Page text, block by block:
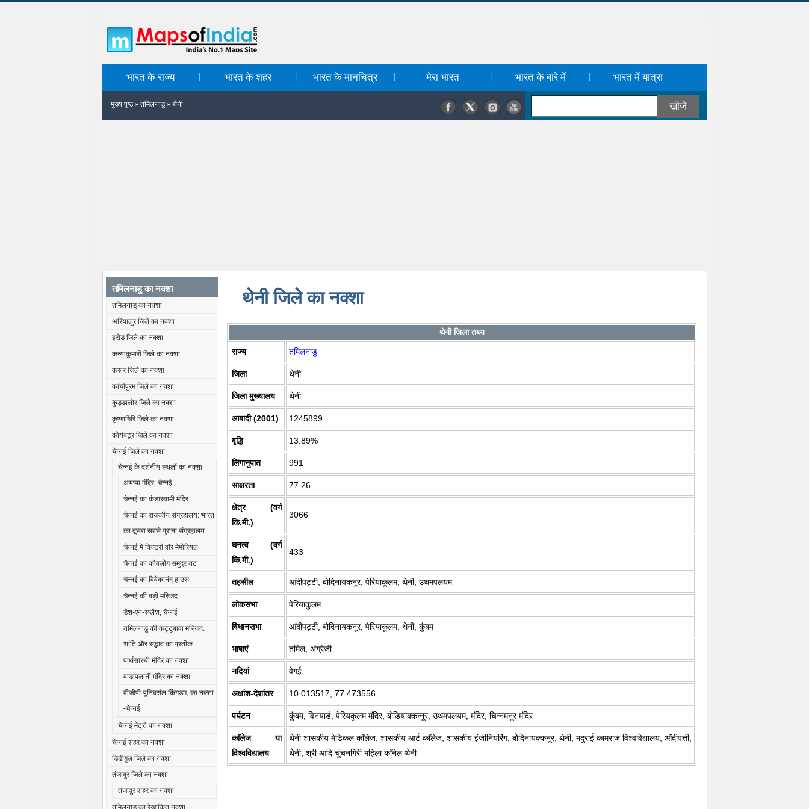
भारत के राज्य भारत के शहर भारत के मानचित्र मेरा भारत भारत के बारे में भारत में यात्रा
मुख्य पृष्ठ» तमिलनाडु» थेनी
तमिलनाडु का नक्शा
तमिलनाडु का नक्शा
अरियालुर जिले का नक्शा
इरोड जिले का नक्शा
कन्याकुमारी जिले का नक्शा
करूर जिले का नक्शा
कांचीपुरम जिले का नक्शा
कुड्डालोर जिले का नक्शा
कृष्णागिरि जिले का नक्शा
कोयंबटूर जिले का नक्शा
चेन्नई जिले का नक्शा
चेन्नई के दर्शनीय स्थलों का नक्शा
अयप्पा मंदिर, चेन्नई
चेन्नई का कंडास्वामी मंदिर
चेन्नई का राजकीय संग्रहालय: भारत
का दूसरा सबसे पुराना संग्रहालय
चेन्नई में विक्टरी वॉर मेमोरियल
चैन्नई का कोवलोंग समुद्र तट
चैन्नई का विवेकानंद हाउस
चैन्नई की बड़ी मस्जिद
डैश-एन-स्प्लैश, चैन्नई
तमिलनाडु की कट्टूबावा मस्जिद:
शांति और सद्भाव का प्रतीक
पार्थसारथी मंदिर का नक्शा
वाडापलानी मंदिर का नक्शा
वीजीपी यूनिवर्सल किंगडम, का नक्शा
-चेन्नई
चेन्नई मेट्रो का नक्शा
चेन्नई शहर का नक्शा
डिंडीगुल जिले का नक्शा
तंजावुर जिले का नक्शा
तंजावुर शहर का नक्शा
थेनी जिले का नक्शा
थेनी जिला तथ्य
राज्य
तमिलनाडु
जिला थेनी
जिला मुख्यालय थेनी
आबादी (2001) 1245899
वृद्धि 13.89%
लिंगानुपात 991
साक्षरता 77.26
क्षेत्र (वर्ग
कि.मी.)
3066
घनत्व (वर्ग
कि.मी.)
433
तहसील आंदीपट्टी, बोदिनायकनूर, पेरियाकूलम, थेनी, उथमपलयम
लोकसभा पेरियाकुलम
विधानसभा आंदीपट्टी, बोदिनायकनूर, पेरियाकूलम, थेनी, कुंबम
भाषाएं तमिल, अंग्रेजी
नदियां वेगई
अक्षांश-देशांतर 10.013517, 77.473556
पर्यटन कुंबम, विनयार्ड, पेरियकुलम मंदिर, बोडियाक्कन्नूर, उथमपलयम, मंदिर, चिन्नमनूर मंदिर
काॅलेज या
विश्वविद्यालय
थेनी शासकीय मेडिकल काॅलेज, शासकीय आर्ट काॅलेज, शासकीय इंजीनियरिंग, बोेदिनायक्कनूर, थेनी, मदुराई कामराज विश्वविद्यालय, ओंदीपत्ती,
थेेनी, श्री आदि चुंचनगिरी महिला काॅनेल थेनी